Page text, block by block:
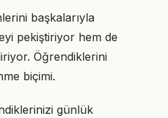
başkalarıyla
pekiştiriyor hem de
Öğrendiklerini
biçimi.
günlük